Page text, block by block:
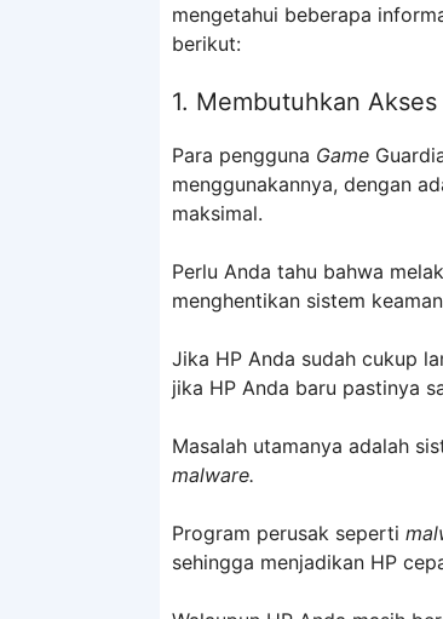
mengetahui beberapa
berikut:
1. Membutuhkan Akses
Para pengguna Game
menggunakannya, dengan
maksimal.
Perlu Anda tahu bahwa
menghentikan sistem
Jika HP Anda sudah cukup
jika HP Anda baru pastinya
Masalah utamanya adalah
malware.
Program perusak seperti
sehingga menjadikan HP